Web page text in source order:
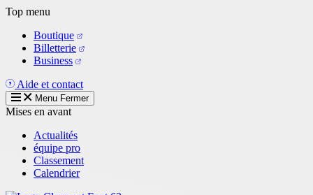
Aller
contenu
principal
Top menu
Boutique
Billetterie
Business
Aide et contact
Menu Fermer
Mises en avant
Actualités
équipe pro
Classement
Calendrier